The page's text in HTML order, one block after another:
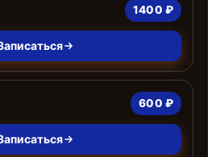
1400 ₽
600 ₽